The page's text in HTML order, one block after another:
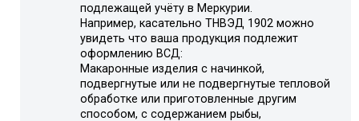
подлежащей учёту в Меркурии.
Например, касательно ТНВЭД 1902 можно
увидеть что ваша продукция подлежит
оформлению ВСД:
Макаронные изделия с начинкой,
подвергнутые или не подвергнутые тепловой
обработке или приготовленные другим
способом, с содержанием рыбы,